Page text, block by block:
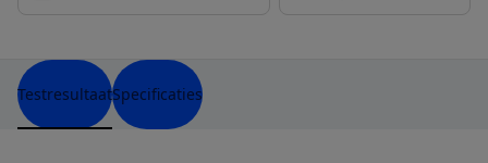
TestresultaatSpecificaties